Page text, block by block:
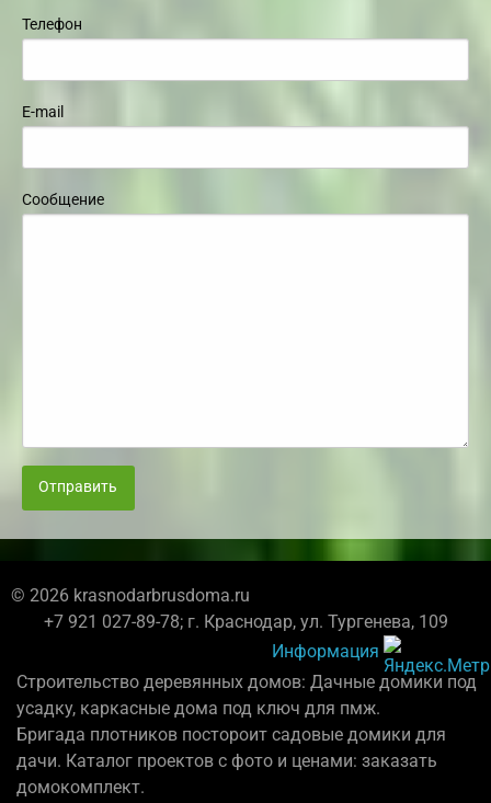
Телефон
E-mail
Сообщение
Отправить
© 2026 krasnodarbrusdoma.ru
+7 921 027-89-78; г. Краснодар, ул. Тургенева, 109
Информация
Строительство деревянных домов: Дачные домики под
усадку, каркасные дома под ключ для пмж.
Бригада плотников постороит садовые домики для
дачи. Каталог проектов с фото и ценами: заказать
домокомплект.